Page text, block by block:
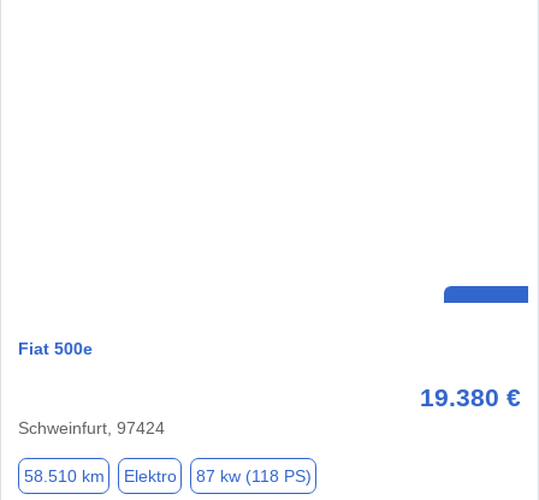
Fiat 500e
19.380 €
Schweinfurt, 97424
58.510 km Elektro 87 kw (118 PS)